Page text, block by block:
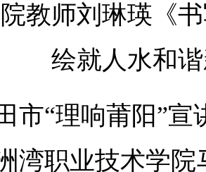
教师刘琳瑛《
绘就人水和
市“理响莆阳”宣
湾职业技术学